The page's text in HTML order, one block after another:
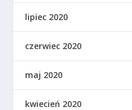
lipiec 2020
czerwiec 2020
maj 2020
kwiecień 2020